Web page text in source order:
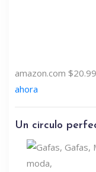
amazon.com $20.99
ahora
Un circulo